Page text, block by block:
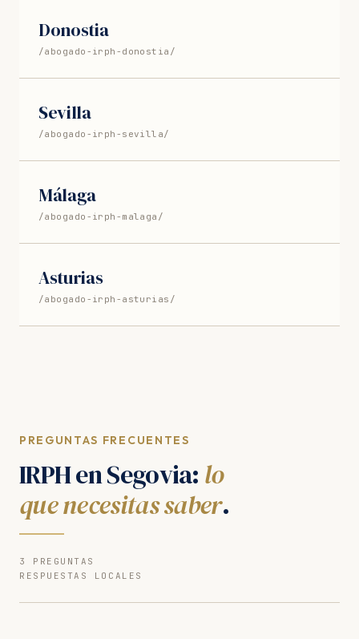
Donostia
/abogado-irph-donostia/
Sevilla
/abogado-irph-sevilla/
Málaga
/abogado-irph-malaga/
Asturias
/abogado-irph-asturias/
PREGUNTAS FRECUENTES
IRPH en Segovia: lo
que necesitas saber.
3 PREGUNTAS
RESPUESTAS LOCALES